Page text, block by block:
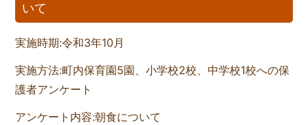
いて
実施時期:令和3年10月
実施方法:町内保育園5園、小学校2校、中学校1校への保
護者アンケート
アンケート内容:朝食について